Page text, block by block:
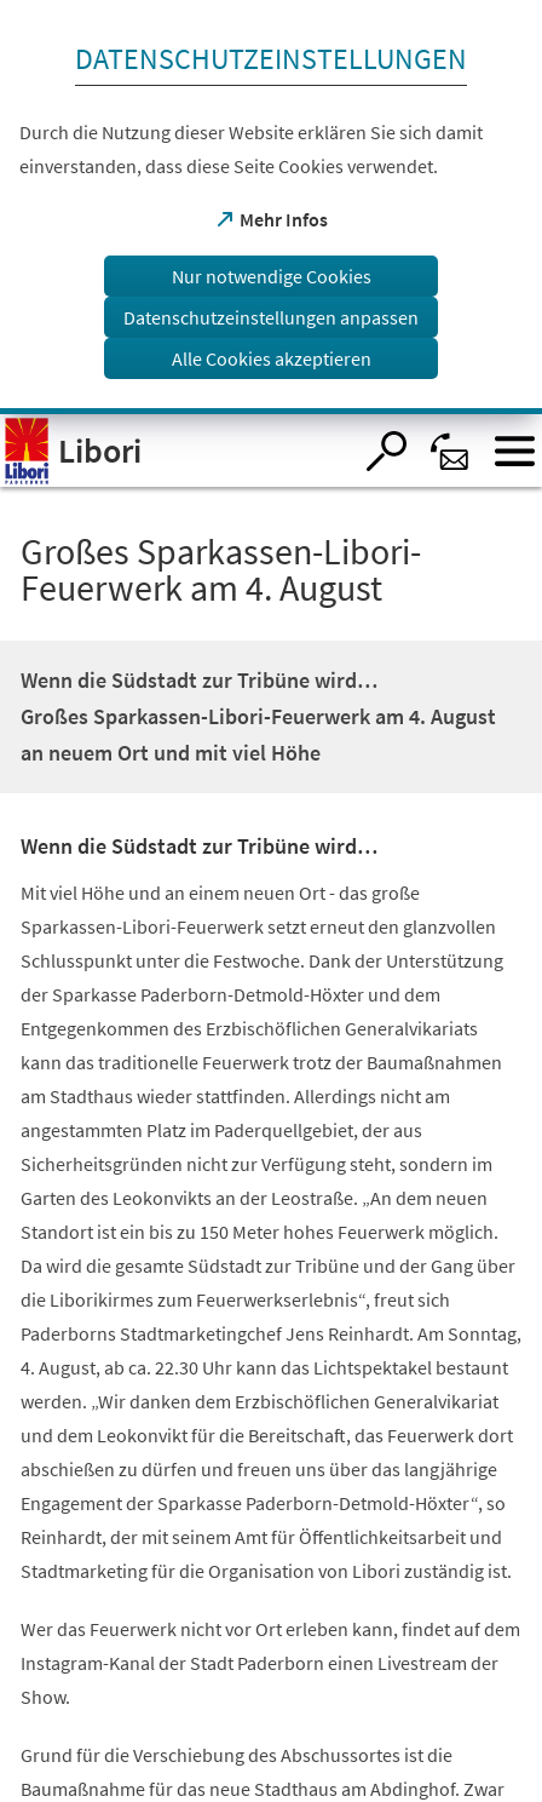
Visuelle
Assistenzsoftware
öffnen.
DATENSCHUTZEINSTELLUNGEN
Durch die Nutzung dieser Website erklären Sie sich damit
einverstanden, dass diese Seite Cookies verwendet.
Mehr Infos
(Öffnet
einem
Tab)
Nur notwendige Cookies
Datenschutzeinstellungen anpassen
Alle Cookies akzeptieren
Libori
Großes Sparkassen-Libori-
Feuerwerk am 4. August
Wenn die Südstadt zur Tribüne wird…
Großes Sparkassen-Libori-Feuerwerk am 4. August
an neuem Ort und mit viel Höhe
Wenn die Südstadt zur Tribüne wird…
Mit viel Höhe und an einem neuen Ort - das große
Sparkassen-Libori-Feuerwerk setzt erneut den glanzvollen
Schlusspunkt unter die Festwoche. Dank der Unterstützung
der Sparkasse Paderborn-Detmold-Höxter und dem
Entgegenkommen des Erzbischöflichen Generalvikariats
kann das traditionelle Feuerwerk trotz der Baumaßnahmen
am Stadthaus wieder stattfinden. Allerdings nicht am
angestammten Platz im Paderquellgebiet, der aus
Sicherheitsgründen nicht zur Verfügung steht, sondern im
Garten des Leokonvikts an der Leostraße. „An dem neuen
Standort ist ein bis zu 150 Meter hohes Feuerwerk möglich.
Da wird die gesamte Südstadt zur Tribüne und der Gang über
die Liborikirmes zum Feuerwerkserlebnis“, freut sich
Paderborns Stadtmarketingchef Jens Reinhardt. Am Sonntag,
4. August, ab ca. 22.30 Uhr kann das Lichtspektakel bestaunt
werden. „Wir danken dem Erzbischöflichen Generalvikariat
und dem Leokonvikt für die Bereitschaft, das Feuerwerk dort
abschießen zu dürfen und freuen uns über das langjährige
Engagement der Sparkasse Paderborn-Detmold-Höxter“, so
Reinhardt, der mit seinem Amt für Öffentlichkeitsarbeit und
Stadtmarketing für die Organisation von Libori zuständig ist.
Wer das Feuerwerk nicht vor Ort erleben kann, findet auf dem
Instagram-Kanal der Stadt Paderborn einen Livestream der
Show.
Grund für die Verschiebung des Abschussortes ist die
Baumaßnahme für das neue Stadthaus am Abdinghof. Zwar